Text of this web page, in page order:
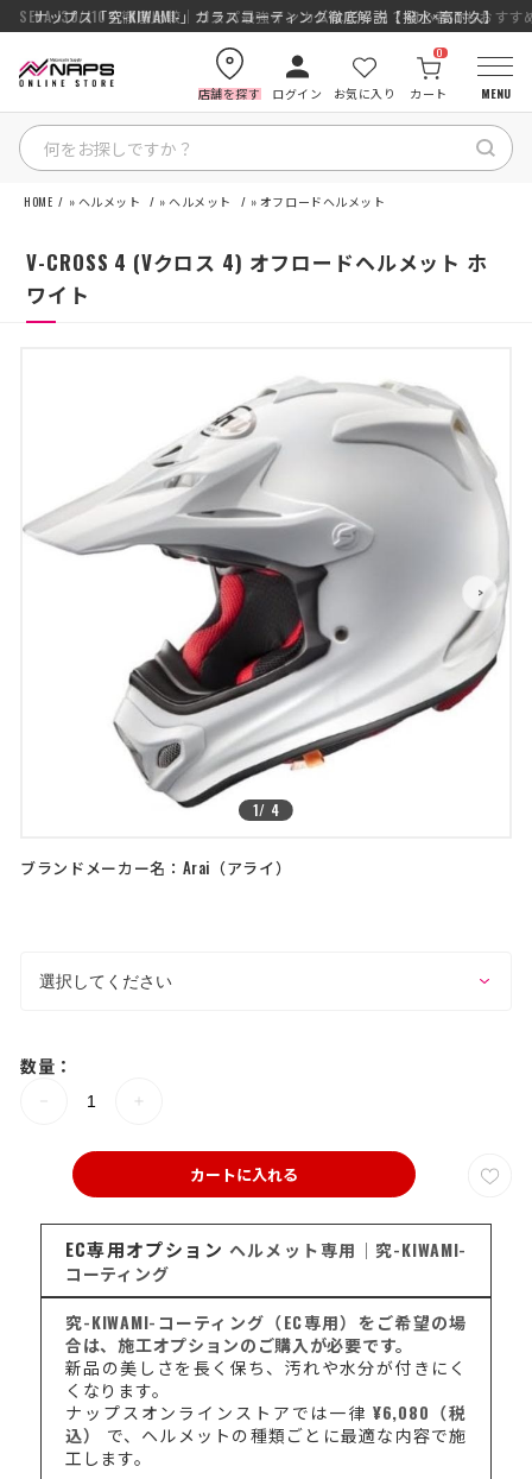
ナップス「究-KIWAMI-」ガラスコーティング徹底解説【撥水×高耐久】
SENA J30/J10を徹底比較｜コスパ最強インカムはどっち？初心者にもおすす
店舗を探す ログイン お気に入り カート
0
MENU
カテゴリから探す
ナップスメンバーズ
店舗を探す
採用情報
特定商取引法に基づく表記
古物営業法に基づく表示/保険勧誘
方針
商品レビュー利用規約
プライバシーポリシー
返金ポリシー
カスタマーハラスメントに対する方
HOME » ヘルメット » ヘルメット » オフロードヘルメット
V-CROSS 4 (Vクロス 4) オフロードヘルメット ホ
ワイト
1/ 4
>
ブランドメーカー名： Arai アライ
数量：
カートに入れる
EC専用オプション ヘルメット専用｜究-KIWAMI-
コーティング
究-KIWAMI-コーティング（EC専用）をご希望の場
合は、施工オプションのご購入が必要です。
新品の美しさを長く保ち、汚れや水分が付きにく
くなります。
ナップスオンラインストアでは一律¥6,080（税
込）
で、ヘルメットの種類ごとに最適な内容で施
工します。